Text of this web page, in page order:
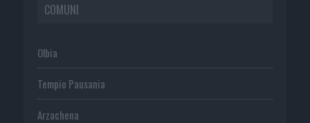
COMUNI
Olbia
Tempio Pausania
Arzachena